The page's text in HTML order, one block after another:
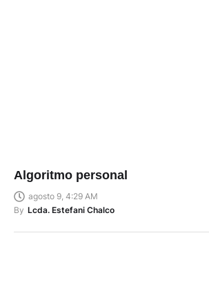
Algoritmo personal
agosto 9, 4:29 AM
By Lcda. Estefani Chalco